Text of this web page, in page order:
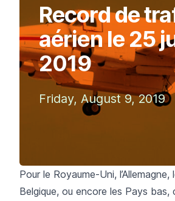
Record de
aérien le 25
2019
Friday, August 9, 2019
Pour le Royaume-Uni,
Belgique, ou encore les Pays